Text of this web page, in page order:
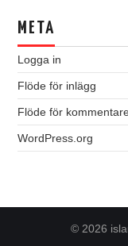
META
Logga in
Flöde för inlägg
Flöde för
WordPress.org
© 2026